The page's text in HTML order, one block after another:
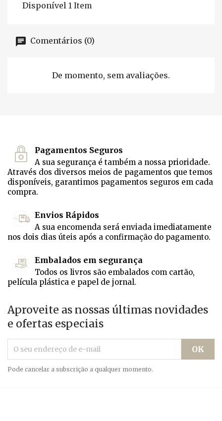
Disponível 1 Item
Comentários (0)
De momento, sem avaliações.
Pagamentos Seguros
A sua segurança é também a nossa prioridade.
Através dos diversos meios de pagamentos que temos
disponíveis, garantimos pagamentos seguros em cada
compra.
Envios Rápidos
A sua encomenda será enviada imediatamente
nos dois dias úteis após a confirmação do pagamento.
Embalados em segurança
Todos os livros são embalados com cartão,
película plástica e papel de jornal.
Aproveite as nossas últimas novidades
e ofertas especiais
Pode cancelar a subscrição a qualquer momento.